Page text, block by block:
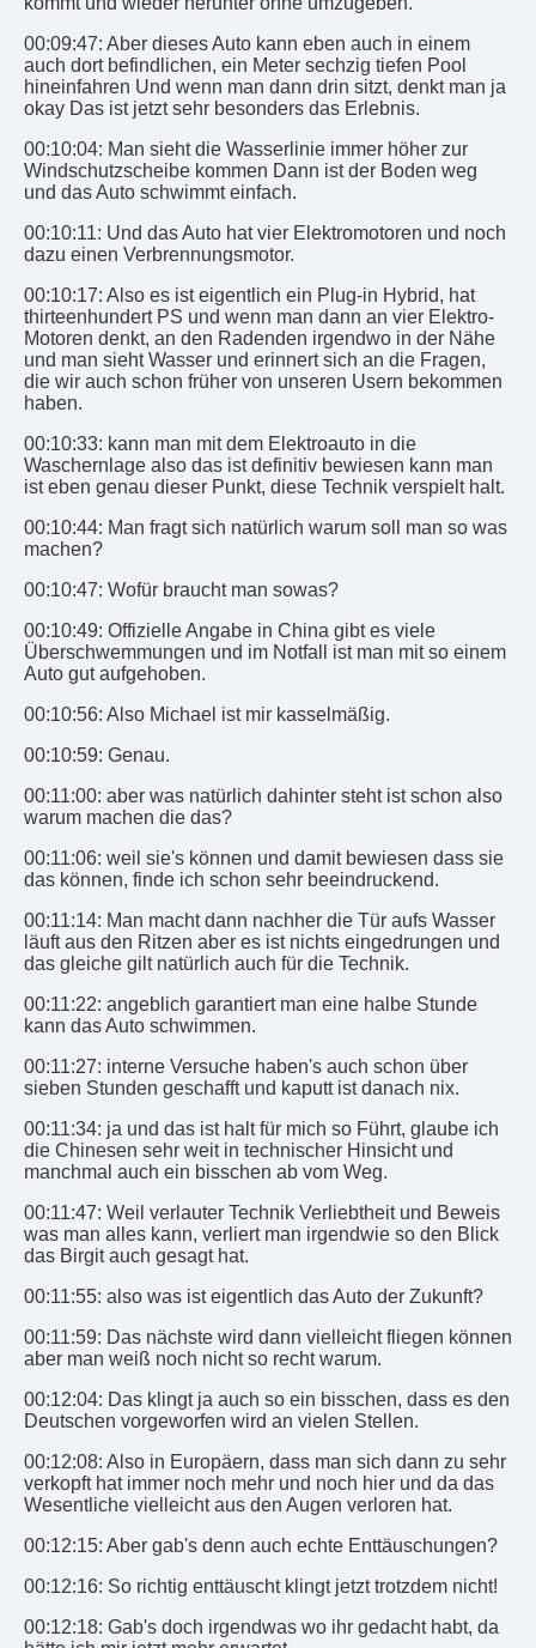
00:09:47: Aber dieses Auto kann eben auch in einem
auch dort befindlichen, ein Meter sechzig tiefen Pool
hineinfahren Und wenn man dann drin sitzt, denkt man ja
okay Das ist jetzt sehr besonders das Erlebnis.
00:10:04: Man sieht die Wasserlinie immer höher zur
Windschutzscheibe kommen Dann ist der Boden weg
und das Auto schwimmt einfach.
00:10:11: Und das Auto hat vier Elektromotoren und noch
dazu einen Verbrennungsmotor.
00:10:17: Also es ist eigentlich ein Plug-in Hybrid, hat
thirteenhundert PS und wenn man dann an vier Elektro-
Motoren denkt, an den Radenden irgendwo in der Nähe
und man sieht Wasser und erinnert sich an die Fragen,
die wir auch schon früher von unseren Usern bekommen
haben.
00:10:33: kann man mit dem Elektroauto in die
Waschernlage also das ist definitiv bewiesen kann man
ist eben genau dieser Punkt, diese Technik verspielt halt.
00:10:44: Man fragt sich natürlich warum soll man so was
machen?
00:10:47: Wofür braucht man sowas?
00:10:49: Offizielle Angabe in China gibt es viele
Überschwemmungen und im Notfall ist man mit so einem
Auto gut aufgehoben.
00:10:56: Also Michael ist mir kasselmäßig.
00:10:59: Genau.
00:11:00: aber was natürlich dahinter steht ist schon also
warum machen die das?
00:11:06: weil sie's können und damit bewiesen dass sie
das können, finde ich schon sehr beeindruckend.
00:11:14: Man macht dann nachher die Tür aufs Wasser
läuft aus den Ritzen aber es ist nichts eingedrungen und
das gleiche gilt natürlich auch für die Technik.
00:11:22: angeblich garantiert man eine halbe Stunde
kann das Auto schwimmen.
00:11:27: interne Versuche haben's auch schon über
sieben Stunden geschafft und kaputt ist danach nix.
00:11:34: ja und das ist halt für mich so Führt, glaube ich
die Chinesen sehr weit in technischer Hinsicht und
manchmal auch ein bisschen ab vom Weg.
00:11:47: Weil verlauter Technik Verliebtheit und Beweis
was man alles kann, verliert man irgendwie so den Blick
das Birgit auch gesagt hat.
00:11:55: also was ist eigentlich das Auto der Zukunft?
00:11:59: Das nächste wird dann vielleicht fliegen können
aber man weiß noch nicht so recht warum.
00:12:04: Das klingt ja auch so ein bisschen, dass es den
Deutschen vorgeworfen wird an vielen Stellen.
00:12:08: Also in Europäern, dass man sich dann zu sehr
verkopft hat immer noch mehr und noch hier und da das
Wesentliche vielleicht aus den Augen verloren hat.
00:12:15: Aber gab's denn auch echte Enttäuschungen?
00:12:16: So richtig enttäuscht klingt jetzt trotzdem nicht!
00:12:18: Gab's doch irgendwas wo ihr gedacht habt, da